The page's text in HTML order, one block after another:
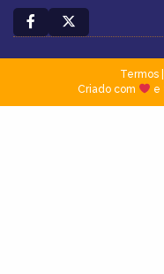
Termos|
Criado com
e